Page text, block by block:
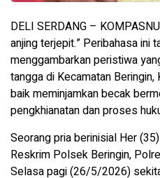
DELI SERDANG –
anjing terjepit.” Peribahasa ini
menggambarkan peristiwa
tangga di Kecamatan
baik meminjamkan becak
pengkhianatan dan proses
Seorang pria berinisial Her
Reskrim Polsek Beringin,
Selasa pagi (26/5/2026)